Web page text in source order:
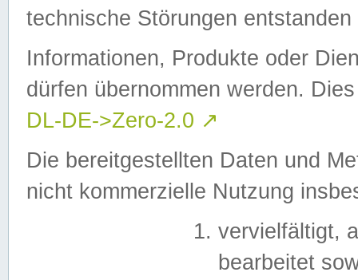
technische Störungen
Informationen, Produkte oder
dürfen übernommen werden.
DL-DE->Zero-2.0 ↗
Die bereitgestellten Daten und
nicht kommerzielle Nutzung
vervielfältigt,
bearbeitet